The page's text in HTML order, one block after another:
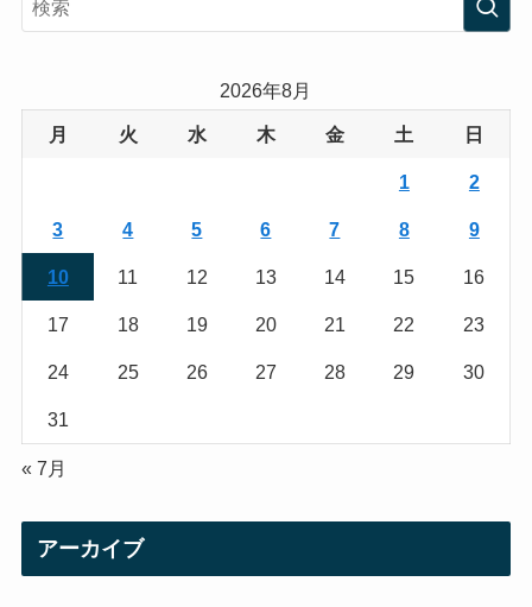
e
2026年8月
月 火 水 木 金 土 日
1 2
3 4 5 6 7 8 9
10 11 12 13 14 15 16
17 18 19 20 21 22 23
24 25 26 27 28 29 30
31
« 7月
アーカイブ